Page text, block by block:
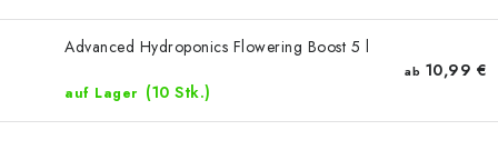
Advanced Hydroponics Flowering Boost 5 l
auf Lager (10 Stk.)
ab 10,99 €